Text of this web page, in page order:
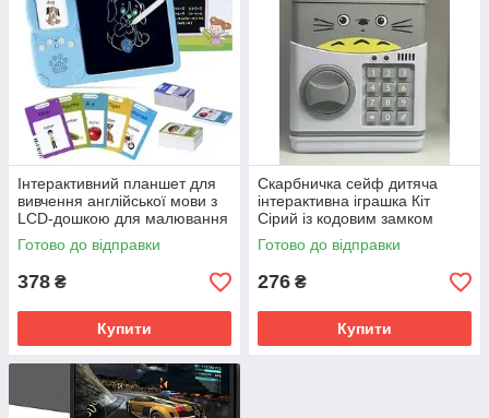
Інтерактивний планшет для
вивчення англійської мови з
LCD-дошкою для малювання
і 255 картами (510 слів)
SV227
Готово до відправки
378 ₴
Купити
Скарбничка сейф дитяча
інтерактивна іграшка Кіт
Сірий із кодовим замком
Cartoon CAT SV227
Готово до відправки
276 ₴
Купити